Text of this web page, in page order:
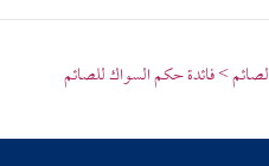
> فائدة حكم السواك للصائم